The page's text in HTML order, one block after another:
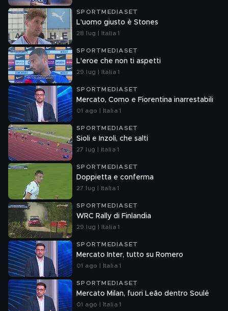
SPORTMEDIASET
L'uomo giusto è Stones
28 lug | Italia 1
SPORTMEDIASET
L'eroe che non ti aspetti
29 lug | Italia 1
SPORTMEDIASET
Mercato, Como e Fiorentina inarrestabili
01 ago | Italia 1
SPORTMEDIASET
Sioli e Inzoli, che salti
27 lug | Italia 1
SPORTMEDIASET
Doppietta e conferma
27 lug | Italia 1
SPORTMEDIASET
WRC Rally di Finlandia
29 lug | Italia 1
SPORTMEDIASET
Mercato Inter, tutto su Romero
01 ago | Italia 1
SPORTMEDIASET
Mercato Milan, fuori Leão dentro Soulé
01 ago | Italia 1